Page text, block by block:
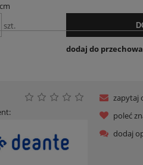
szt.
dodaj do
zapytaj
poleć
dodaj